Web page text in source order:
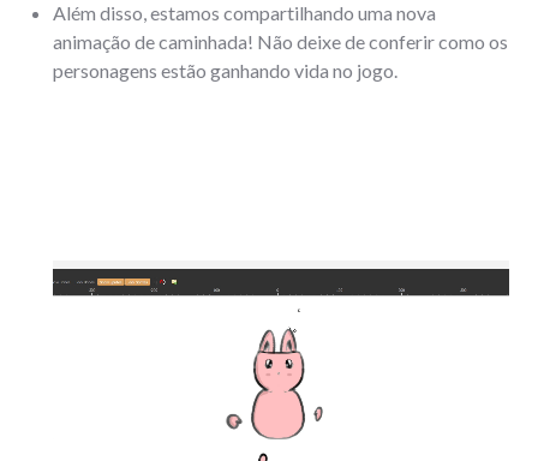
Além disso, estamos compartilhando uma nova
animação de caminhada! Não deixe de conferir como os
personagens estão ganhando vida no jogo.